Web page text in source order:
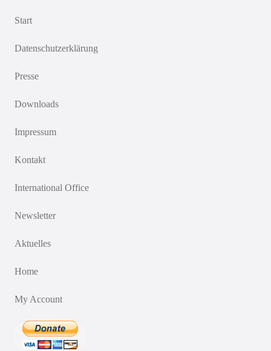
Start
Datenschutzerklärung
Presse
Downloads
Impressum
Kontakt
International Office
Newsletter
Aktuelles
Home
My Account